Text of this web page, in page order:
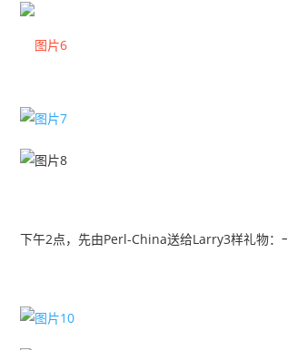
下午2点，先由Perl-China送给Larry3样礼物